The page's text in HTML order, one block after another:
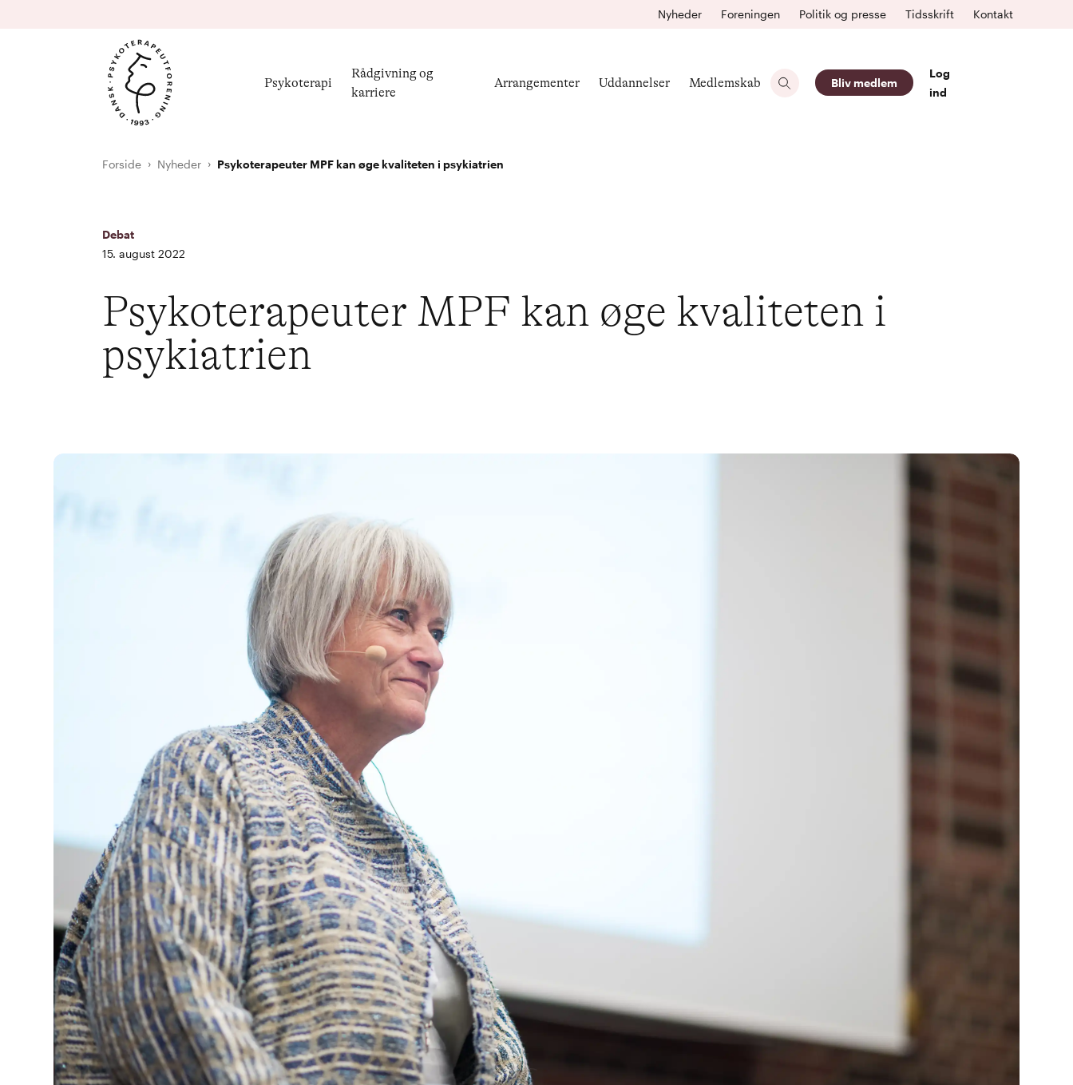
Nyheder Foreningen Politik og presse Tidsskrift Kontakt
Psykoterapi
Rådgivning og
karriere
Arrangementer Uddannelser Medlemskab Bliv medlem
Log
ind
Forside Nyheder Psykoterapeuter MPF kan øge kvaliteten i psykiatrien
Debat
15. august 2022
Psykoterapeuter MPF kan øge kvaliteten i
psykiatrien